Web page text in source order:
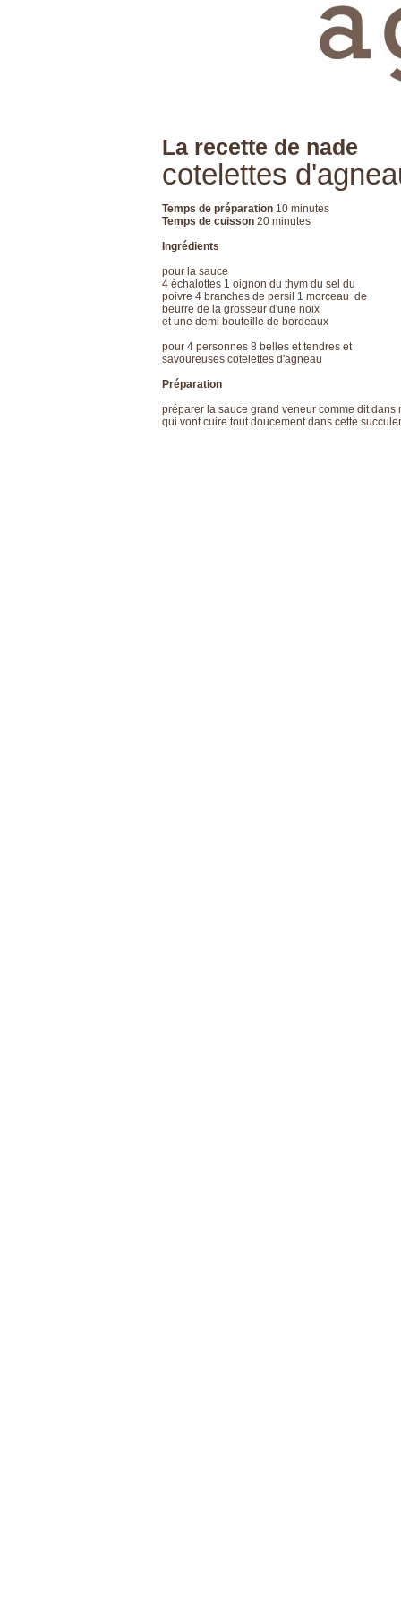
La recette de nade
cotelettes
Temps de préparation 10 minutes
Temps de cuisson 20 minutes
Ingrédients
pour la sauce
4 échalottes 1 oignon du thym du sel du
poivre 4 branches de persil 1 morceau de
beurre de la grosseur d'une noix
et une demi bouteille de bordeaux
pour 4 personnes 8 belles et tendres et
savoureuses cotelettes d'agneau
Préparation
préparer la sauce grand veneur comme dit
qui vont cuire tout doucement dans cette